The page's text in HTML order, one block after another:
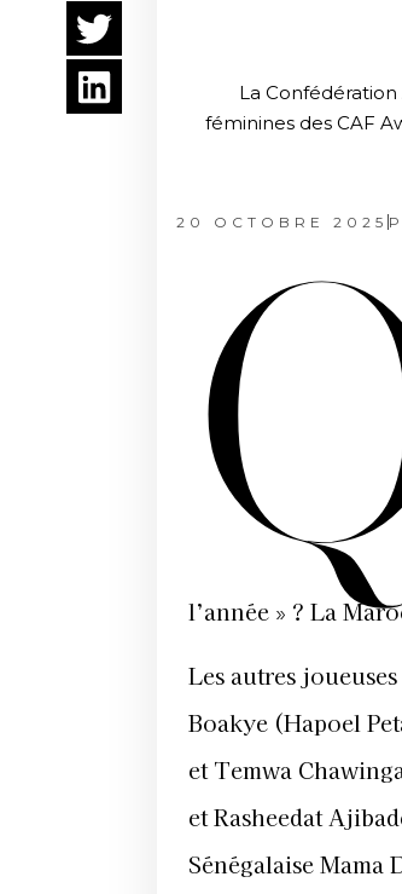
La
féminines des CAF
20 OCTOBRE 2025
l’année » ? La
Les autres
Boakye (Hapoel
et Temwa
et Rasheedat
Sénégalaise